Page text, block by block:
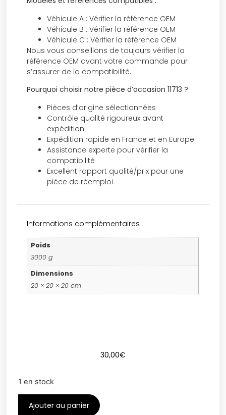
Véhicule A : Vérifier la référence OEM
Véhicule B : Vérifier la référence OEM
Véhicule C : Vérifier la référence OEM
Nous vous conseillons de toujours vérifier la
référence OEM avant votre commande pour
s’assurer de la compatibilité.
Pourquoi choisir notre pièce d’occasion 11713 ?
Pièces d’origine sélectionnées
Contrôle qualité rigoureux avant
expédition
Expédition rapide en France et en Europe
Assistance experte pour vérifier la
compatibilité
Excellent rapport qualité/prix pour une
pièce de réemploi
Informations complémentaires
Poids
3000 g
Dimensions
20 × 20 × 20 cm
30,00€
1 en stock
Ajouter au panier